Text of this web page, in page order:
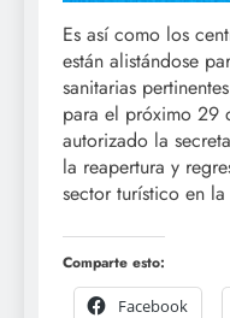
Es así como los
están alistándose
sanitarias
para el próximo 29
autorizado la
la reapertura y
sector turístico en
Comparte esto:
Facebook